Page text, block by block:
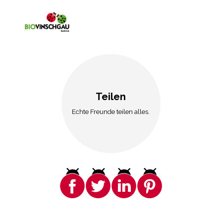
Teilen
Echte Freunde teilen alles.